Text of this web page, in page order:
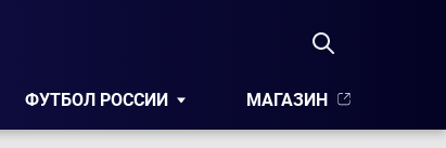
ФУТБОЛ РОССИИ МАГАЗИН